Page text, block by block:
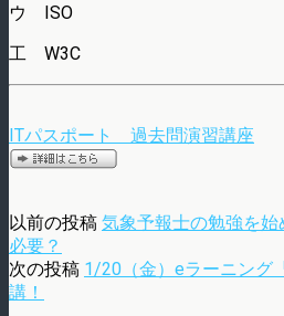
ウ ISO
工 W3C
ITパスポート 過去問演習講座
以前の投稿 気象予報士の勉強を
必要？
次の投稿 1/20（金）eラーニング
講！